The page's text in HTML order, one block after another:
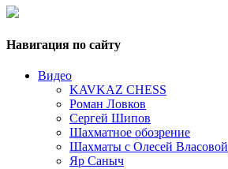
Навигация по сайту
Видео
KAVKAZ CHESS
Роман Ловков
Сергей Шипов
Шахматное обозрение
Шахматы с Олесей Власовой
Яр Саныч